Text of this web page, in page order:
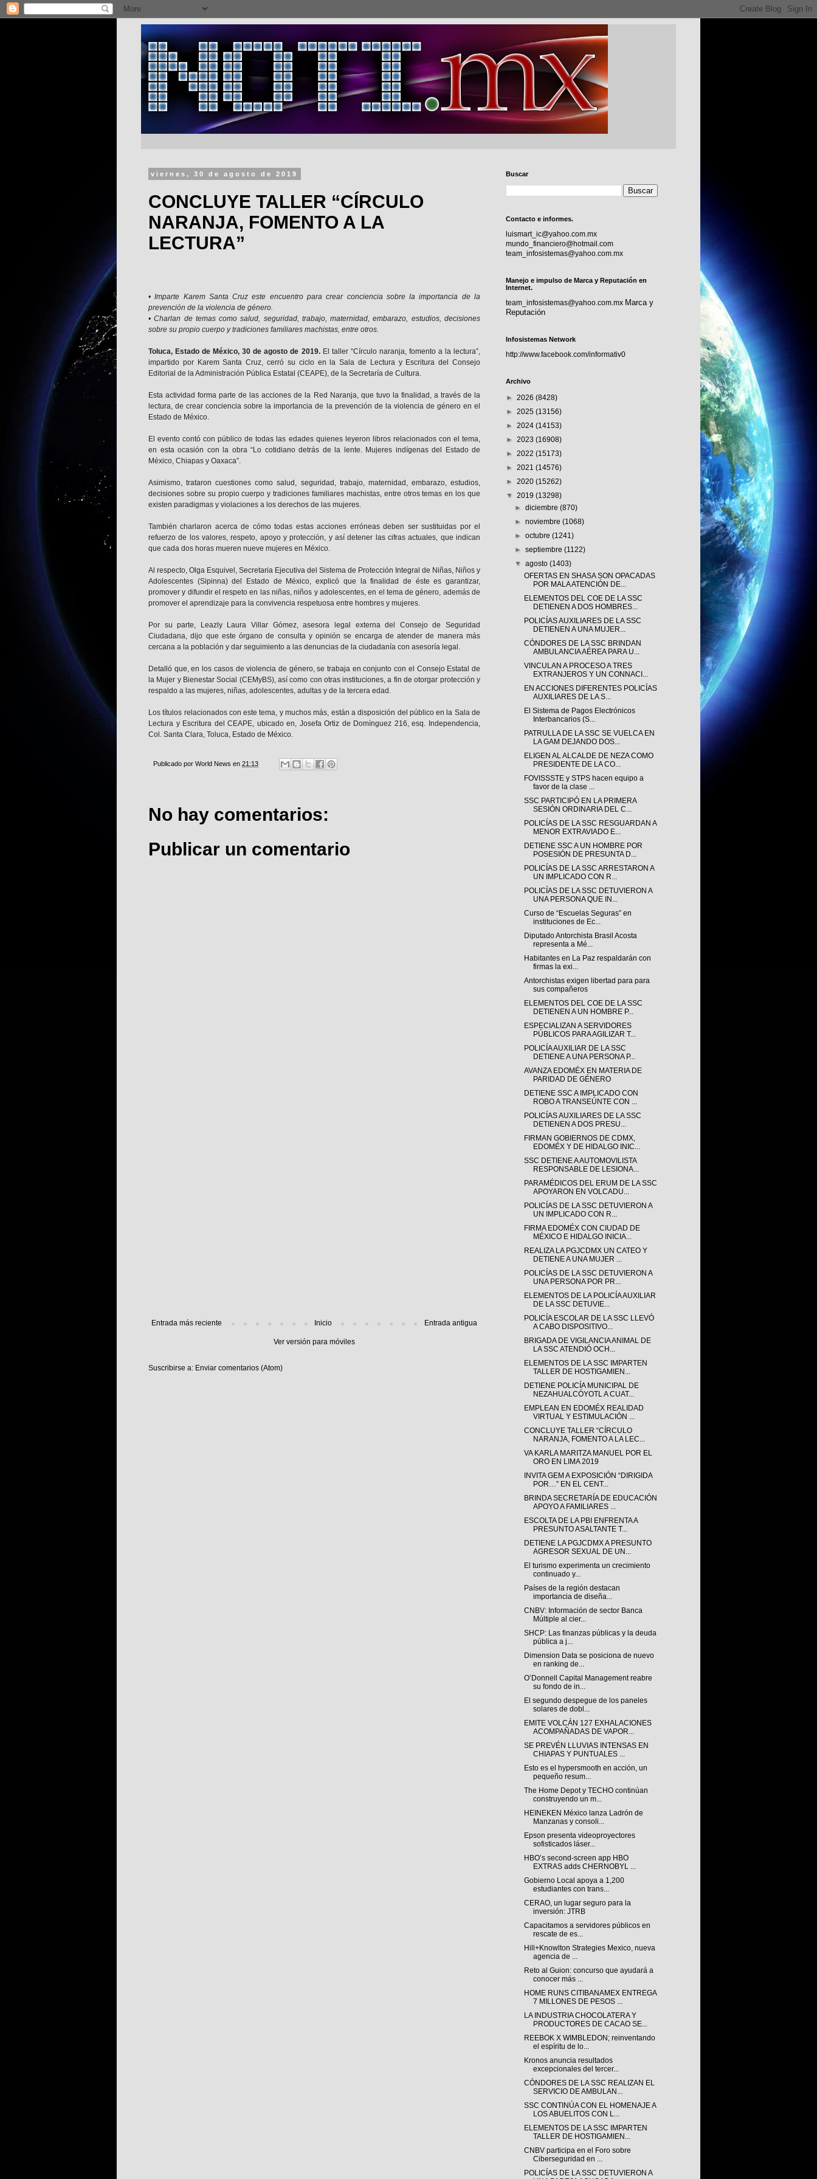
viernes, 30 de agosto de 2019
CONCLUYE TALLER “CÍRCULO
NARANJA, FOMENTO A LA
LECTURA”
• Imparte Karem Santa Cruz este encuentro para crear conciencia sobre la importancia de la
prevención de la violencia de género.
• Charlan de temas como salud, seguridad, trabajo, maternidad, embarazo, estudios, decisiones
sobre su propio cuerpo y tradiciones familiares machistas, entre otros.
Toluca, Estado de México, 30 de agosto de 2019.El taller “Círculo naranja, fomento a la lectura”,
impartido por Karem Santa Cruz, cerró su ciclo en la Sala de Lectura y Escritura del Consejo
Editorial de la Administración Pública Estatal (CEAPE), de la Secretaría de Cultura.
Esta actividad forma parte de las acciones de la Red Naranja, que tuvo la finalidad, a través de la
lectura, de crear conciencia sobre la importancia de la prevención de la violencia de género en el
Estado de México.
El evento contó con público de todas las edades quienes leyeron libros relacionados con el tema,
en esta ocasión con la obra “Lo cotidiano detrás de la lente. Mujeres indígenas del Estado de
México, Chiapas y Oaxaca”.
Asimismo, trataron cuestiones como salud, seguridad, trabajo, maternidad, embarazo, estudios,
decisiones sobre su propio cuerpo y tradiciones familiares machistas, entre otros temas en los que
existen paradigmas y violaciones a los derechos de las mujeres.
También charlaron acerca de cómo todas estas acciones erróneas deben ser sustituidas por el
refuerzo de los valores, respeto, apoyo y protección, y así detener las cifras actuales, que indican
que cada dos horas mueren nueve mujeres en México.
Al respecto, Olga Esquivel, Secretaria Ejecutiva del Sistema de Protección Integral de Niñas, Niños y
Adolescentes (Sipinna) del Estado de México, explicó que la finalidad de éste es garantizar,
promover y difundir el respeto en las niñas, niños y adolescentes, en el tema de género, además de
promover el aprendizaje para la convivencia respetuosa entre hombres y mujeres.
Por su parte, Leazly Laura Villar Gómez, asesora legal externa del Consejo de Seguridad
Ciudadana, dijo que este órgano de consulta y opinión se encarga de atender de manera más
cercana a la población y dar seguimiento a las denuncias de la ciudadanía con asesoría legal.
Detalló que, en los casos de violencia de género, se trabaja en conjunto con el Consejo Estatal de
la Mujer y Bienestar Social (CEMyBS), así como con otras instituciones, a fin de otorgar protección y
respaldo a las mujeres, niñas, adolescentes, adultas y de la tercera edad.
Los títulos relacionados con este tema, y muchos más, están a disposición del público en la Sala de
Lectura y Escritura del CEAPE, ubicado en, Josefa Ortiz de Domínguez 216, esq. Independencia,
Col. Santa Clara, Toluca, Estado de México.
Publicado por World News en 21:13
No hay comentarios:
Publicar un comentario
Entrada más reciente Entrada antigua
Inicio
Ver versión para móviles
Suscribirse a: Enviar comentarios (Atom)
Buscar
Contacto e informes.
luismart_ic@yahoo.com.mx
mundo_financiero@hotmail.com
team_infosistemas@yahoo.com.mx
Manejo e impulso de Marca y Reputación en
Internet.
team_infosistemas@yahoo.com.mx Marca y
Reputación
Infosistemas Network
http://www.facebook.com/informativ0
Archivo
► 2026 (8428)
► 2025 (13156)
► 2024 (14153)
► 2023 (16908)
► 2022 (15173)
► 2021 (14576)
► 2020 (15262)
▼ 2019 (13298)
►diciembre(870)
►noviembre(1068)
►octubre(1241)
►septiembre(1122)
▼agosto(1403)
OFERTAS EN SHASA SON OPACADAS
POR MALA ATENCIÓN DE...
ELEMENTOS DEL COE DE LA SSC
DETIENEN A DOS HOMBRES...
POLICÍAS AUXILIARES DE LA SSC
DETIENEN A UNA MUJER...
CÓNDORES DE LA SSC BRINDAN
AMBULANCIA AÉREA PARA U...
VINCULAN A PROCESO A TRES
EXTRANJEROS Y UN CONNACI...
EN ACCIONES DIFERENTES POLICÍAS
AUXILIARES DE LA S...
El Sistema de Pagos Electrónicos
Interbancarios (S...
PATRULLA DE LA SSC SE VUELCA EN
LA GAM DEJANDO DOS...
ELIGEN AL ALCALDE DE NEZA COMO
PRESIDENTE DE LA CO...
FOVISSSTE y STPS hacen equipo a
favor de la clase ...
SSC PARTICIPÓ EN LA PRIMERA
SESIÓN ORDINARIA DEL C...
POLICÍAS DE LA SSC RESGUARDAN A
MENOR EXTRAVIADO E...
DETIENE SSC A UN HOMBRE POR
POSESIÓN DE PRESUNTA D...
POLICÍAS DE LA SSC ARRESTARON A
UN IMPLICADO CON R...
POLICÍAS DE LA SSC DETUVIERON A
UNA PERSONA QUE IN...
Curso de “Escuelas Seguras” en
instituciones de Ec...
Diputado Antorchista Brasil Acosta
representa a Mé...
Habitantes en La Paz respaldarán con
firmas la exi...
Antorchistas exigen libertad para para
sus compañeros
ELEMENTOS DEL COE DE LA SSC
DETIENEN A UN HOMBRE P...
ESPECIALIZAN A SERVIDORES
PÚBLICOS PARA AGILIZAR T...
POLICÍA AUXILIAR DE LA SSC
DETIENE A UNA PERSONA P...
AVANZA EDOMÉX EN MATERIA DE
PARIDAD DE GÉNERO
DETIENE SSC A IMPLICADO CON
ROBO A TRANSEÚNTE CON ...
POLICÍAS AUXILIARES DE LA SSC
DETIENEN A DOS PRESU...
FIRMAN GOBIERNOS DE CDMX,
EDOMÉX Y DE HIDALGO INIC...
SSC DETIENE A AUTOMOVILISTA
RESPONSABLE DE LESIONA...
PARAMÉDICOS DEL ERUM DE LA SSC
APOYARON EN VOLCADU...
POLICÍAS DE LA SSC DETUVIERON A
UN IMPLICADO CON R...
FIRMA EDOMÉX CON CIUDAD DE
MÉXICO E HIDALGO INICIA...
REALIZA LA PGJCDMX UN CATEO Y
DETIENE A UNA MUJER ...
POLICÍAS DE LA SSC DETUVIERON A
UNA PERSONA POR PR...
ELEMENTOS DE LA POLICÍA AUXILIAR
DE LA SSC DETUVIE...
POLICÍA ESCOLAR DE LA SSC LLEVÓ
A CABO DISPOSITIVO...
BRIGADA DE VIGILANCIA ANIMAL DE
LA SSC ATENDIÓ OCH...
ELEMENTOS DE LA SSC IMPARTEN
TALLER DE HOSTIGAMIEN...
DETIENE POLICÍA MUNICIPAL DE
NEZAHUALCÓYOTL A CUAT...
EMPLEAN EN EDOMÉX REALIDAD
VIRTUAL Y ESTIMULACIÓN ...
CONCLUYE TALLER “CÍRCULO
NARANJA, FOMENTO A LA LEC...
VA KARLA MARITZA MANUEL POR EL
ORO EN LIMA 2019
INVITA GEM A EXPOSICIÓN “DIRIGIDA
POR…” EN EL CENT...
BRINDA SECRETARÍA DE EDUCACIÓN
APOYO A FAMILIARES ...
ESCOLTA DE LA PBI ENFRENTA A
PRESUNTO ASALTANTE T...
DETIENE LA PGJCDMX A PRESUNTO
AGRESOR SEXUAL DE UN...
El turismo experimenta un crecimiento
continuado y...
Países de la región destacan
importancia de diseña...
CNBV: Información de sector Banca
Múltiple al cier...
SHCP: Las finanzas públicas y la deuda
pública a j...
Dimension Data se posiciona de nuevo
en ranking de...
O’Donnell Capital Management reabre
su fondo de in...
El segundo despegue de los paneles
solares de dobl...
EMITE VOLCÁN 127 EXHALACIONES
ACOMPAÑADAS DE VAPOR...
SE PREVÉN LLUVIAS INTENSAS EN
CHIAPAS Y PUNTUALES ...
Esto es el hypersmooth en acción, un
pequeño resum...
The Home Depot y TECHO continúan
construyendo un m...
HEINEKEN México lanza Ladrón de
Manzanas y consoli...
Epson presenta videoproyectores
sofisticados láser...
HBO’s second-screen app HBO
EXTRAS adds CHERNOBYL ...
Gobierno Local apoya a 1,200
estudiantes con trans...
CERAO, un lugar seguro para la
inversión: JTRB
Capacitamos a servidores públicos en
rescate de es...
Hill+Knowlton Strategies Mexico, nueva
agencia de ...
Reto al Guion: concurso que ayudará a
conocer más ...
HOME RUNS CITIBANAMEX ENTREGA
7 MILLONES DE PESOS ...
LA INDUSTRIA CHOCOLATERA Y
PRODUCTORES DE CACAO SE...
REEBOK X WIMBLEDON; reinventando
el espíritu de lo...
Kronos anuncia resultados
excepcionales del tercer...
CÓNDORES DE LA SSC REALIZAN EL
SERVICIO DE AMBULAN...
SSC CONTINÚA CON EL HOMENAJE A
LOS ABUELITOS CON L...
ELEMENTOS DE LA SSC IMPARTEN
TALLER DE HOSTIGAMIEN...
CNBV participa en el Foro sobre
Ciberseguridad en ...
POLICÍAS DE LA SSC DETUVIERON A